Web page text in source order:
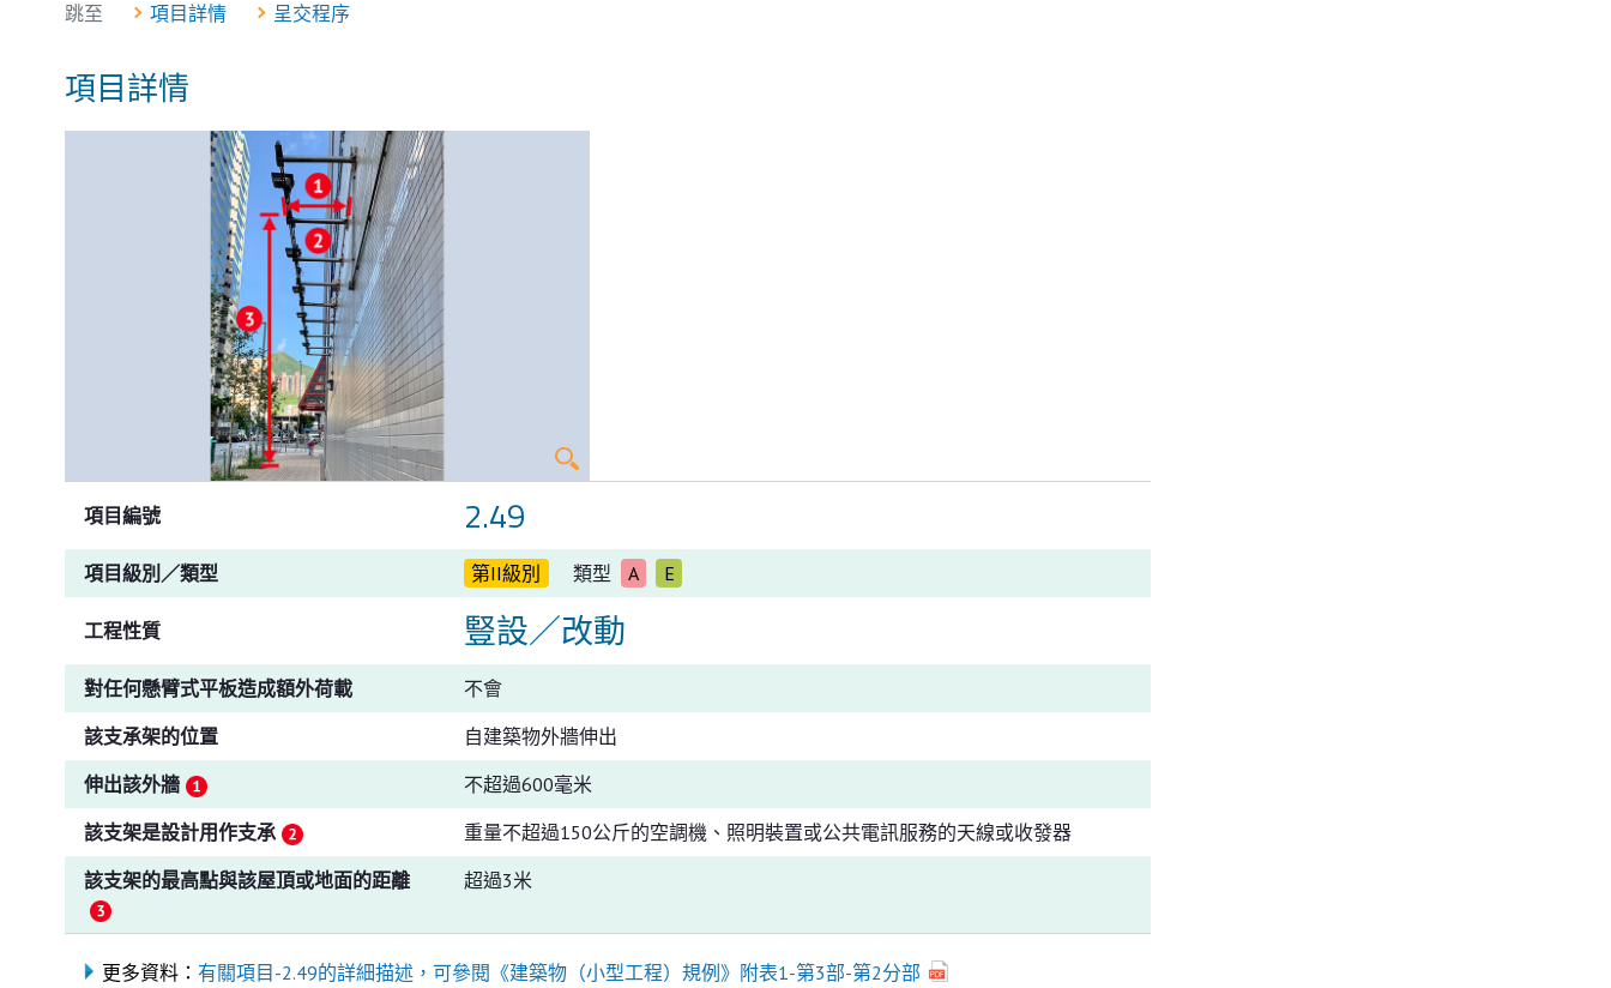
跳至 項目詳情 呈交程序
項目詳情
項目編號 2.49
項目級別／類型 第II級別 類型 A E
工程性質 豎設／改動
對任何懸臂式平板造成額外荷載
不會
該支承架的位置
自建築物外牆伸出
伸出該外牆
不超過600毫米
該支架是設計用作支承
重量不超過150公斤的空調機、照明裝置或公共電訊服務的天線或收發器
該支架的最高點與該屋頂或地面的距離
超過3米
更多資料： 有關項目-2.49的詳細描述，可參閱《建築物（小型工程）規例》附表1-第3部-第2分部